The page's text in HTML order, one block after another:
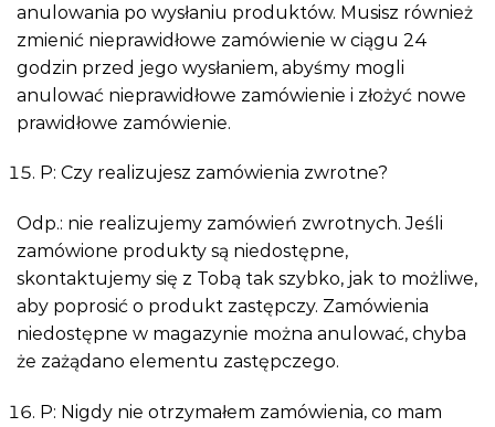
anulowania po wysłaniu produktów. Musisz również
zmienić nieprawidłowe zamówienie w ciągu 24
godzin przed jego wysłaniem, abyśmy mogli
anulować nieprawidłowe zamówienie i złożyć nowe
prawidłowe zamówienie.
P: Czy realizujesz zamówienia zwrotne?
Odp.: nie realizujemy zamówień zwrotnych. Jeśli
zamówione produkty są niedostępne,
skontaktujemy się z Tobą tak szybko, jak to możliwe,
aby poprosić o produkt zastępczy. Zamówienia
niedostępne w magazynie można anulować, chyba
że zażądano elementu zastępczego.
P: Nigdy nie otrzymałem zamówienia, co mam